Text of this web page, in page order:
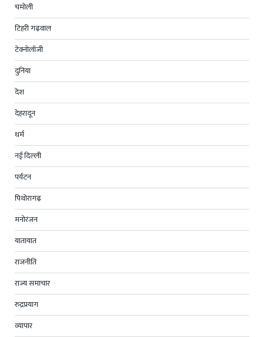
चमोली
टिहरी गढ़वाल
टेक्नोलॉजी
दुनिया
देश
देहरादून
धर्म
नई दिल्ली
पर्यटन
पिथोरागढ़
मनोरंजन
यातायात
राजनीति
राज्य समाचार
रुद्रप्रयाग
व्यापार